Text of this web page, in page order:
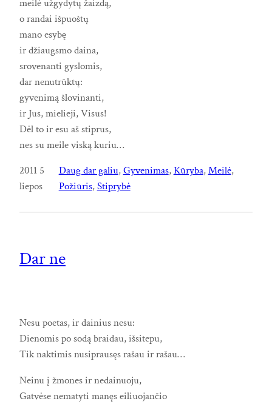
meilė užgydytų žaizdą,
o randai išpuoštų
mano esybę
ir džiaugsmo daina,
srovenanti gyslomis,
dar nenutrūktų:
gyvenimą šlovinanti,
ir Jus, mielieji, Visus!
Dėl to ir esu aš stiprus,
nes su meile viską kuriu…
2011 5
liepos
Daug dar galiu, Gyvenimas, Kūryba, Meilė,
Požiūris, Stiprybė
Dar ne
Nesu poetas, ir dainius nesu:
Dienomis po sodą braidau, išsitepu,
Tik naktimis nusiprausęs rašau ir rašau…
Neinu į žmones ir nedainuoju,
Gatvėse nematyti manęs eiliuojančio